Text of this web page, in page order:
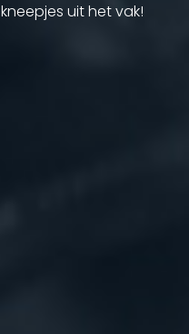
uit het vak!